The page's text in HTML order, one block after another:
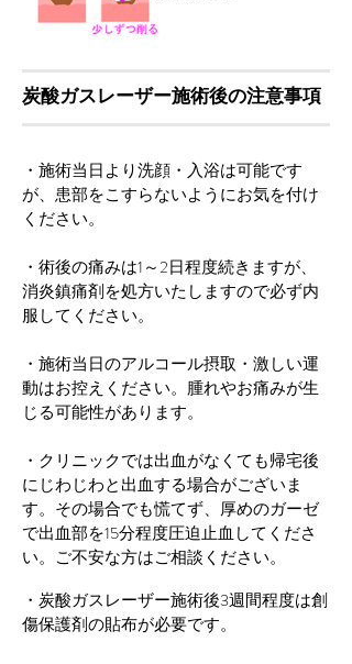
炭酸ガスレーザー​施術後の注意事項
・施術当日より洗顔・入浴は可能です
が、患部をこすらないようにお気を付け
ください。
・術後の痛みは1～2日程度続きますが、
消炎鎮痛剤を処方いたしますので必ず内
服してください。
・施術当日のアルコール摂取・激しい運
動はお控えください。腫れやお痛みが生
じる可能性があります。
・クリニックでは出血がなくても帰宅後
にじわじわと出血する場合がございま
す。その場合でも慌てず、厚めのガーゼ
で出血部を15分程度圧迫止血してくださ
い。ご不安な方はご相談ください。
・炭酸ガスレーザー施術後3週間程度は創
傷保護剤の貼布が必要です。